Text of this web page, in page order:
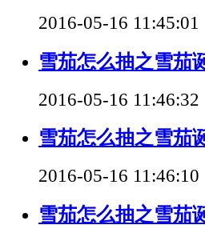
2016-05-16 11:45:01
雪茄怎么抽之雪茄
2016-05-16 11:46:32
雪茄怎么抽之雪茄
2016-05-16 11:46:10
雪茄怎么抽之雪茄